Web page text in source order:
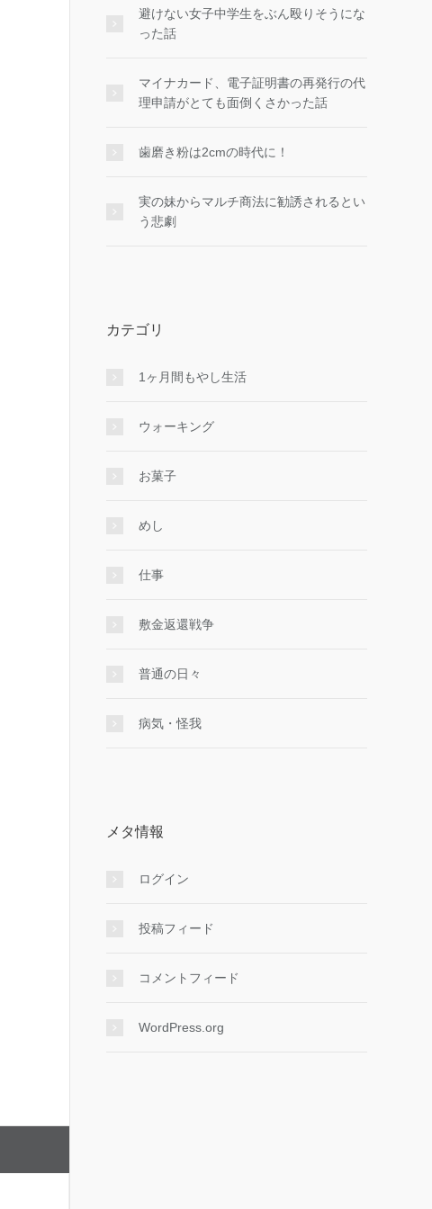
避けない女子中学生をぶん殴りそうにな
った話
マイナカード、電子証明書の再発行の代
理申請がとても面倒くさかった話
歯磨き粉は2cmの時代に！
実の妹からマルチ商法に勧誘されるとい
う悲劇
カテゴリ
1ヶ月間もやし生活
ウォーキング
お菓子
めし
仕事
敷金返還戦争
普通の日々
病気・怪我
メタ情報
ログイン
投稿フィード
コメントフィード
WordPress.org